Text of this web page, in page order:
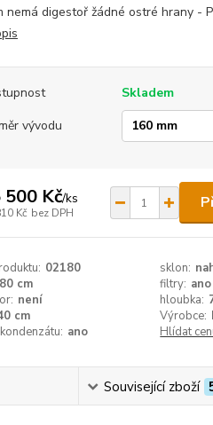
nemá digestoř žádné ostré hrany -
Skladem
vývodu
500 Kč/ks
Kč bez DPH
02180 sklon:
cm filtry: ano
není hloubka:
cm Výrobce:
ano Hlídat
Související zboží